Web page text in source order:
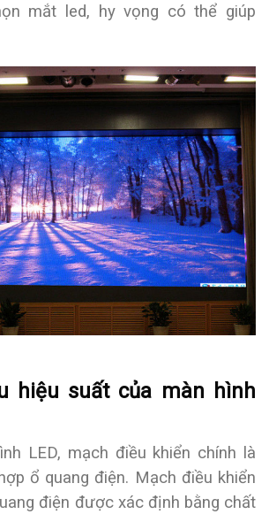
mắt led, hy vọng có thể giúp
hiệu suất của màn hình
LED, mạch điều khiển chính là
ổ quang điện. Mạch điều khiển
điện được xác định bằng chất